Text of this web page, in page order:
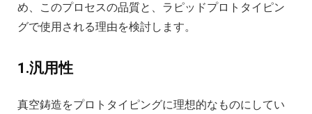
め、このプロセスの品質と、ラピッドプロトタイピン
グで使用される理由を検討します。
1.汎用性
真空鋳造をプロトタイピングに理想的なものにしてい